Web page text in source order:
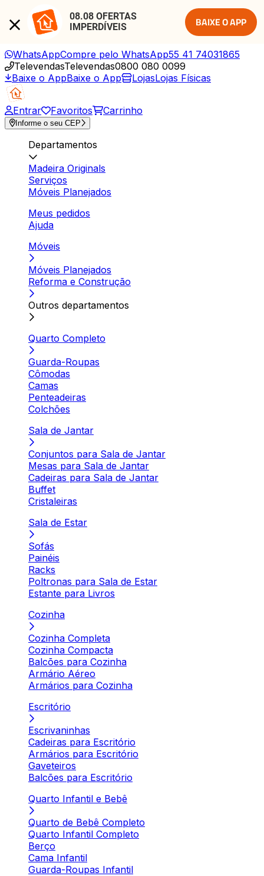
08.08 OFERTAS
IMPERDÍVEIS
BAIXE O APP
WhatsAppCompre pelo WhatsApp55 41 74031865
TelevendasTelevendas0800 080 0099
Baixe o AppBaixe o App LojasLojas Físicas
Entrar Favoritos Carrinho
Informe o seu CEP
Departamentos
Madeira Originals
Serviços
Móveis Planejados
Meus pedidos
Ajuda
Móveis
Móveis Planejados
Reforma e Construção
Outros departamentos
Quarto Completo
Guarda-Roupas
Cômodas
Camas
Penteadeiras
Colchões
Sala de Jantar
Conjuntos para Sala de Jantar
Mesas para Sala de Jantar
Cadeiras para Sala de Jantar
Buffet
Cristaleiras
Sala de Estar
Sofás
Painéis
Racks
Poltronas para Sala de Estar
Estante para Livros
Cozinha
Cozinha Completa
Cozinha Compacta
Balcões para Cozinha
Armário Aéreo
Armários para Cozinha
Escritório
Escrivaninhas
Cadeiras para Escritório
Armários para Escritório
Gaveteiros
Balcões para Escritório
Quarto Infantil e Bebê
Quarto de Bebê Completo
Quarto Infantil Completo
Berço
Cama Infantil
Guarda-Roupas Infantil